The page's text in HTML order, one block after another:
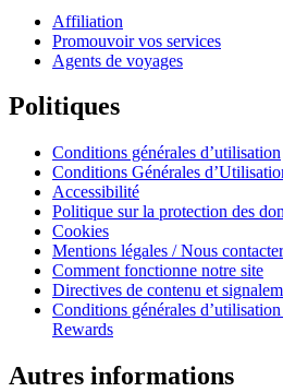
Affiliation
Promouvoir vos services
Agents de voyages
Politiques
Conditions générales d’utilisation
Conditions Générales
Accessibilité
Politique sur la protection des
Cookies
Mentions légales / Nous contacter
Comment fonctionne notre site
Directives de contenu et
Conditions générales
Rewards
Autres informations